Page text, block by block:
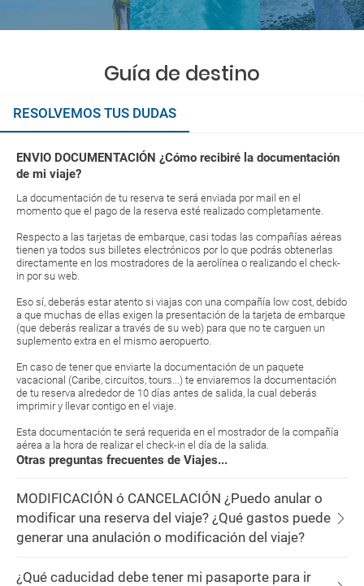
Guía de destino
RESOLVEMOS TUS DUDAS
ENVIO DOCUMENTACIÓN ¿Cómo recibiré la documentación
de mi viaje?
La documentación de tu reserva te será enviada por mail en el
momento que el pago de la reserva esté realizado completamente.
Respecto a las tarjetas de embarque, casi todas las compañías aéreas
tienen ya todos sus billetes electrónicos por lo que podrás obtenerlas
directamente en los mostradores de la aerolínea o realizando el check-
in por su web.
Eso sí, deberás estar atento si viajas con una compañía low cost, debido
a que muchas de ellas exigen la presentación de la tarjeta de embarque
(que deberás realizar a través de su web) para que no te carguen un
suplemento extra en el mismo aeropuerto.
En caso de tener que enviarte la documentación de un paquete
vacacional (Caribe, circuitos, tours...) te enviaremos la documentación
de tu reserva alrededor de 10 días antes de salida, la cual deberás
imprimir y llevar contigo en el viaje.
Esta documentación te será requerida en el mostrador de la compañía
aérea a la hora de realizar el check-in el día de la salida.
Otras preguntas frecuentes de Viajes...
MODIFICACIÓN ó CANCELACIÓN ¿Puedo anular o
modificar una reserva del viaje? ¿Qué gastos puede
generar una anulación o modificación del viaje?
¿Qué caducidad debe tener mi pasaporte para ir